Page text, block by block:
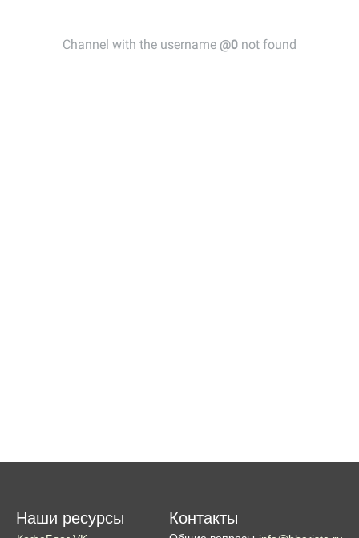
Наши ресурсы Контакты